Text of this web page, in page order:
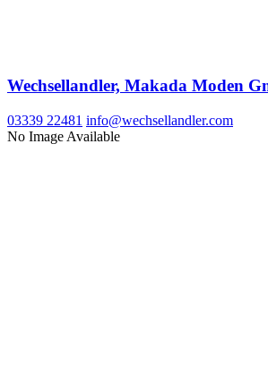
Wechsellandler, Makada Moden
03339 22481 info@wechsellandler.com
No Image Available